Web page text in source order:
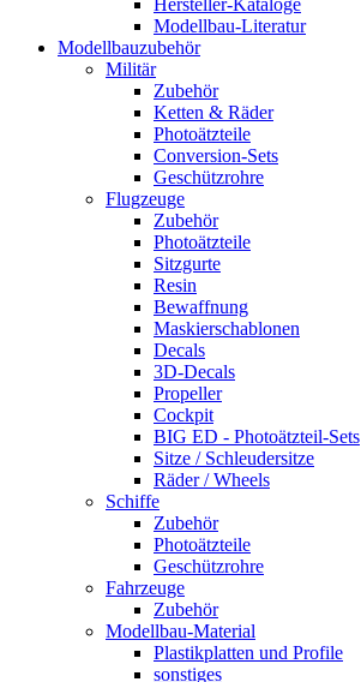
Hersteller-Kataloge
Modellbau-Literatur
Modellbauzubehör
Militär
Zubehör
Ketten & Räder
Photoätzteile
Conversion-Sets
Geschützrohre
Flugzeuge
Zubehör
Photoätzteile
Sitzgurte
Resin
Bewaffnung
Maskierschablonen
Decals
3D-Decals
Propeller
Cockpit
BIG ED - Photoätzteil-Sets
Sitze / Schleudersitze
Räder / Wheels
Schiffe
Zubehör
Photoätzteile
Geschützrohre
Fahrzeuge
Zubehör
Modellbau-Material
Plastikplatten und Profile
sonstiges